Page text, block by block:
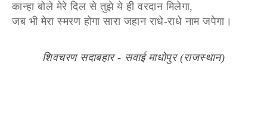
कान्हा बोले मेरे दिल से तुझे ये ही वरदान मिलेगा,
जब भी मेरा स्मरण होगा सारा जहान राधे-राधे नाम जपेगा।
शिवचरण सदाबहार - सवाई माधोपुर (राजस्थान)